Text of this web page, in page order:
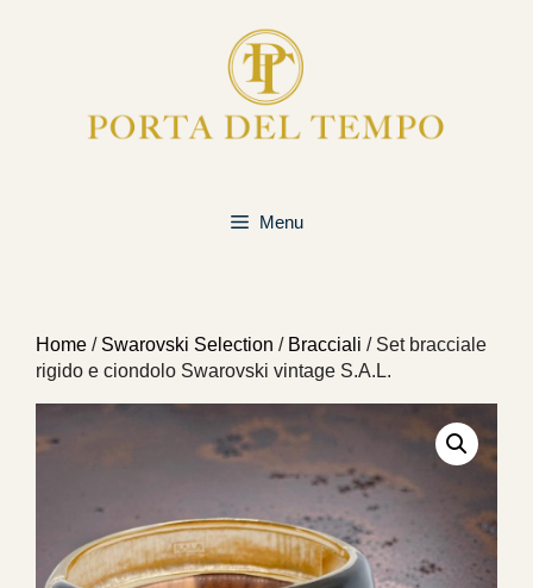
Menu
Home / Swarovski Selection / Bracciali / Set bracciale
rigido e ciondolo Swarovski vintage S.A.L.